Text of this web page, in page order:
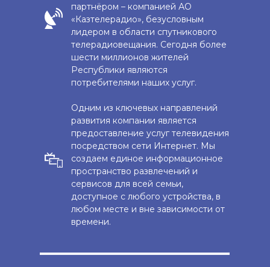
партнёром – компанией АО
«Казтелерадио», безусловным
лидером в области спутникового
телерадиовещания. Сегодня более
шести миллионов жителей
Республики являются
потребителями наших услуг.
Одним из ключевых направлений
развития компании является
предоставление услуг телевидения
посредством сети Интернет. Мы
создаем единое информационное
пространство развлечений и
сервисов для всей семьи,
доступное с любого устройства, в
любом месте и вне зависимости от
времени.